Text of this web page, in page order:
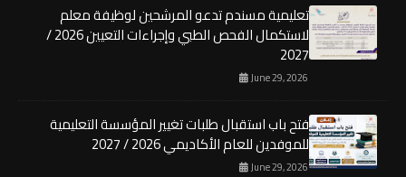
تعليمية مسندم تدعو المرشحين لوظيفة معلم
لاستكمال الفحص الطبي وإجراءات التعيين 2026 /
2027
June 29, 2026
فتح باب استقبال طلبات تغيير المؤسسة التعليمية
للموفدين للعام الأكاديمي 2026 / 2027
June 29, 2026